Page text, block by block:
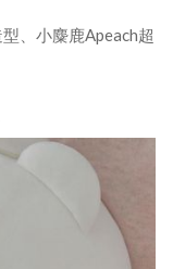
、小麋鹿Apeach超